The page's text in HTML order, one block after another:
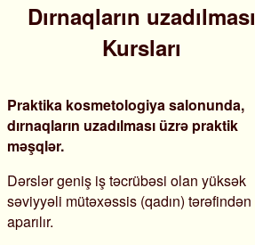
Dırnaqların uzadılması
Kursları
Praktika kosmetologiya salonunda,
dırnaqların uzadılması üzrə praktik
məşqlər.
Dərslər geniş iş təcrübəsi olan yüksək
səviyyəli mütəxəssis (qadın) tərəfindən
aparılır.